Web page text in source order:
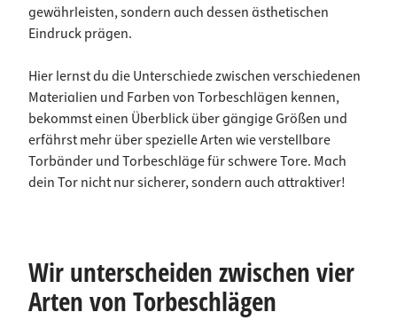
gewährleisten, sondern auch dessen ästhetischen
Eindruck prägen.
Hier lernst du die Unterschiede zwischen verschiedenen
Materialien und Farben von Torbeschlägen kennen,
bekommst einen Überblick über gängige Größen und
erfährst mehr über spezielle Arten wie verstellbare
Torbänder und Torbeschläge für schwere Tore. Mach
dein Tor nicht nur sicherer, sondern auch attraktiver!
Wir unterscheiden zwischen vier
Arten von Torbeschlägen